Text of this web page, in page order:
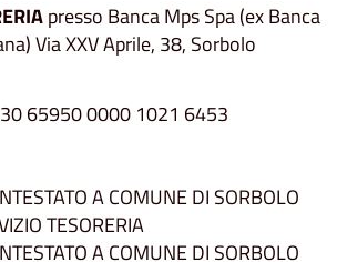
presso Banca Mps Spa (ex Banca
Via XXV Aprile, 38, Sorbolo
65950 0000 1021 6453
A COMUNE DI SORBOLO
TESORERIA
A COMUNE DI SORBOLO